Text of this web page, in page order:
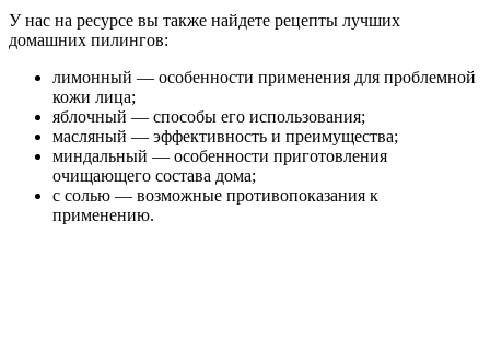
У нас на ресурсе вы также найдете рецепты лучших
домашних пилингов:
лимонный — особенности применения для проблемной
кожи лица;
яблочный — способы его использования;
масляный — эффективность и преимущества;
миндальный — особенности приготовления
очищающего состава дома;
с солью — возможные противопоказания к
применению.